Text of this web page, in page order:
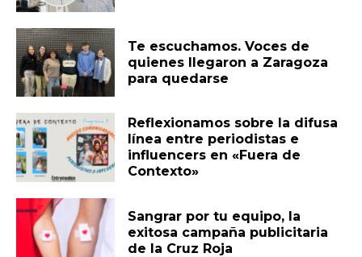
Te escuchamos. Voces de
quienes llegaron a Zaragoza
para quedarse
Reflexionamos sobre la difusa
línea entre periodistas e
influencers en «Fuera de
Contexto»
Sangrar por tu equipo, la
exitosa campaña publicitaria
de la Cruz Roja